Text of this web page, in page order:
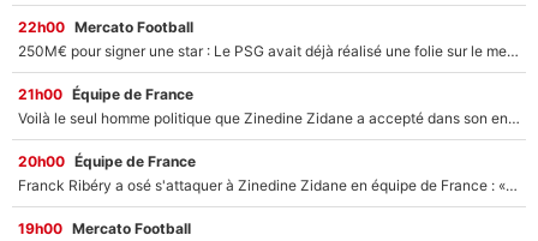
22h00 Mercato Football
250M€ pour signer une star : Le PSG avait déjà réalisé une folie sur le mercato bien avant Neymar !
21h00 Équipe de France
Voilà le seul homme politique que Zinedine Zidane a accepté dans son entourage : «Je garde un très bon souvenir de lui»
20h00 Équipe de France
Franck Ribéry a osé s'attaquer à Zinedine Zidane en équipe de France : «Je n'aurais jamais fait ça»
19h00 Mercato Football